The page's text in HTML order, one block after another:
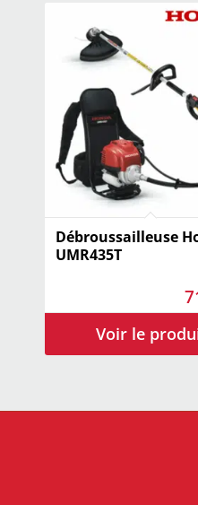
Débroussailleuse
UMR435T